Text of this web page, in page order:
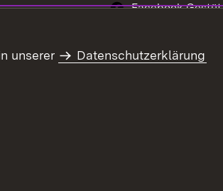
Facebook Gestüt
Instagram Gestüt
Marbach
unserer Datenschutzerklärung